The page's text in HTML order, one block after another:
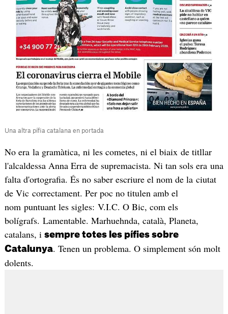
Una altra pífia catalana en portada
No era la gramàtica, ni les cometes, ni el biaix de titllar
l'alcaldessa Anna Erra de supremacista. Ni tan sols era una
falta d'ortografia. És no saber escriure el nom de la ciutat
de Vic correctament. Per poc no titulen amb el
nom puntuant les sigles: V.I.C. O Bic, com els
bolígrafs. Lamentable. Marhuehnda, català, Planeta,
catalans, i sempre totes les pífies sobre
Catalunya. Tenen un problema. O simplement són molt
dolents.